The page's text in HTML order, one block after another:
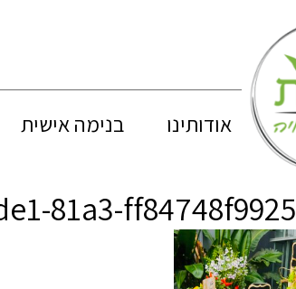
אודותינו בנימה אישית
81a3-ff84748f9925